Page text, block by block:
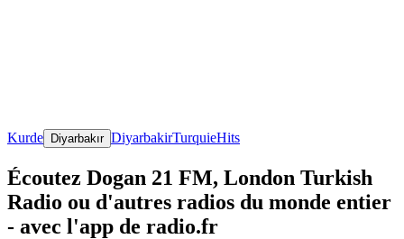
Kurde Diyarbakır DiyarbakirTurquieHits
Écoutez Dogan 21 FM, London Turkish
Radio ou d'autres radios du monde entier
- avec l'app de radio.fr